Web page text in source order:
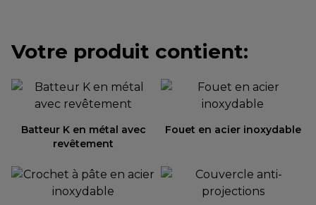
Votre produit contient:
Batteur K en métal avec
revêtement
Fouet en acier inoxydable